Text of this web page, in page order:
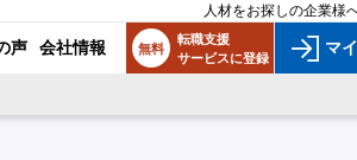
人材をお探しの企業様
声 会社情報 無料
転職支援
サービスに登録
マ